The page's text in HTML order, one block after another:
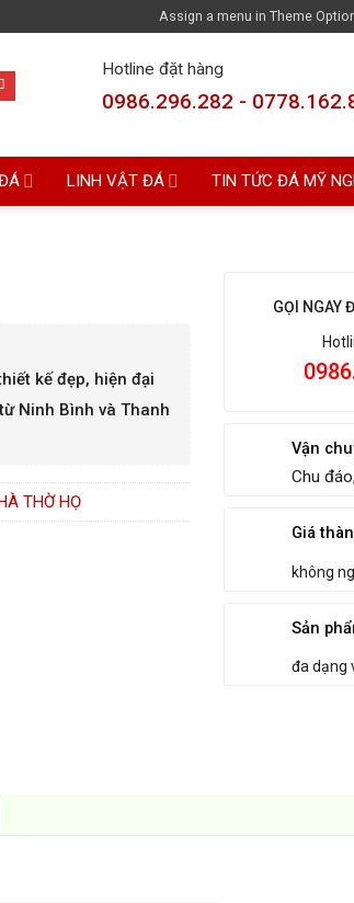
Assign a menu in Theme
Hotline đặt hàng
0986.296.282 -
LINH VẬT ĐÁ TIN TỨC ĐÁ MỸ
kế đẹp, hiện đại
Ninh Bình và Thanh
THỜ HỌ
GỌI NGAY
Vận
Chu
Giá
không
Sản
đa dạng